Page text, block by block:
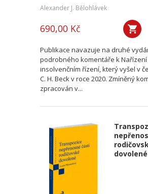
Alexander J. Bělohlávek
690,00 Kč
Publikace navazuje na druhé
podrobného komentáře k Nařízení
insolvenčním řízení, který vyšel v
C. H. Beck v roce 2020. Zmíněný
zpracován v...
dovolené